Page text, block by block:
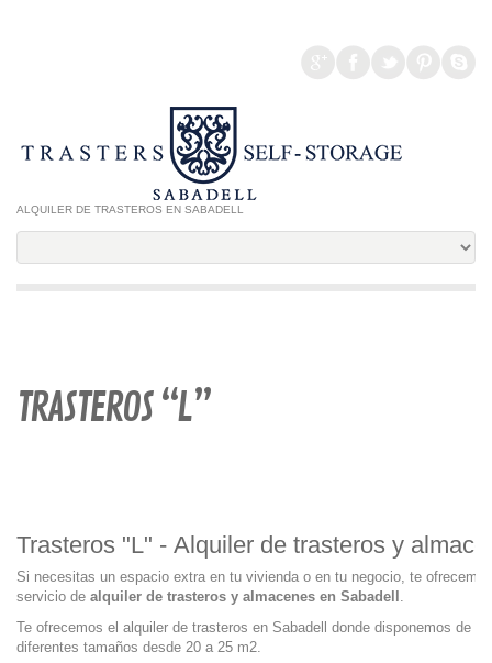
ALQUILER DE TRASTEROS EN SABADELL
TRASTEROS “L”
Trasteros "L" - Alquiler de trasteros y
Si necesitas un espacio extra en tu vivienda o en tu negocio, te
servicio de alquiler de trasteros y almacenes en Sabadell .
Te ofrecemos el alquiler de trasteros en Sabadell donde disponemos de 4
diferentes tamaños desde 20 a 25 m2.